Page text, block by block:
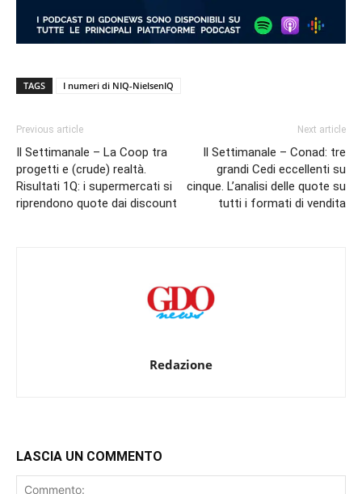
TAGS I numeri di NIQ-NielsenIQ
Previous article
Il Settimanale – La Coop tra
progetti e (crude) realtà.
Risultati 1Q: i supermercati si
riprendono quote dai discount
Next article
Il Settimanale – Conad: tre
grandi Cedi eccellenti su
cinque. L’analisi delle quote su
tutti i formati di vendita
Redazione
LASCIA UN COMMENTO